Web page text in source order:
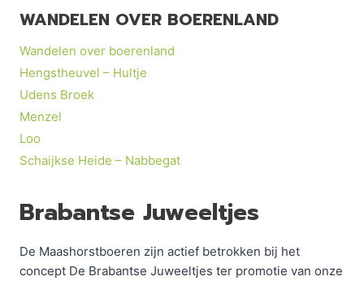
WANDELEN OVER BOERENLAND
Wandelen over boerenland
Hengstheuvel – Hultje
Udens Broek
Menzel
Loo
Schaijkse Heide – Nabbegat
Brabantse Juweeltjes
De Maashorstboeren zijn actief betrokken bij het
concept De Brabantse Juweeltjes ter promotie van onze